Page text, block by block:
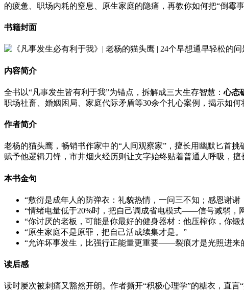
的疲惫、职场内耗的窒息、原生家庭的隐痛，再教你如何把“倒霉
书籍封面
内容简介
全书以“凡事发生皆有利于我”为锚点，拆解成三大生存智慧：心态
职场社畜、婚姻困局、家庭代际矛盾等30余个扎心案例，揭示如
作者简介
老杨的猫头鹰，畅销书作家中的“人间观察家”，擅长用幽默匕首
赋予他逻辑刀锋，市井烟火经历则让文字始终贴着普通人呼吸，
本书金句
“敷衍是成年人的防弹衣：礼貌热情，一问三不知；感恩谢谢
“情绪电量低于20%时，把自己调成省电模式——信号减弱，
“你讨厌的老板，可能是你最好的健身器材：他压榨你，你锻
“原生家庭不是原罪，把自己活成续集才是。”
“允许坏事发生，比强行正能量更重要——裂痕才是光照进来
读后感
读时屡次被刺痛又豁然开朗。作者撕开“积极心理学”的糖衣，直